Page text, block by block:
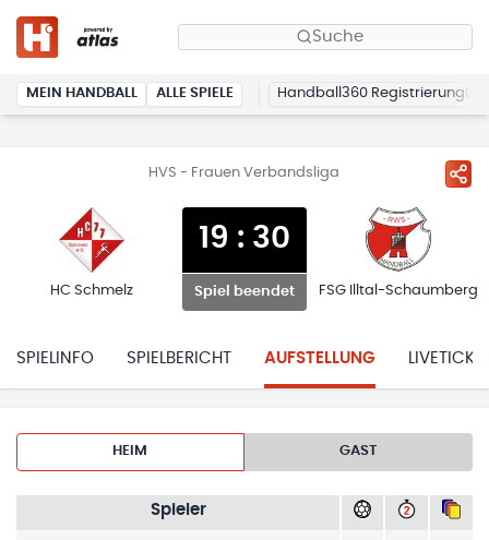
Suche
MEIN HANDBALL ALLE SPIELE Handball360 Registrierung
HVS - Frauen Verbandsliga
HC Schmelz
19 : 30
Spiel beendet FSG Illtal-Schaumberg
SPIELINFO SPIELBERICHT AUFSTELLUNG
HEIM GAST
Spieler